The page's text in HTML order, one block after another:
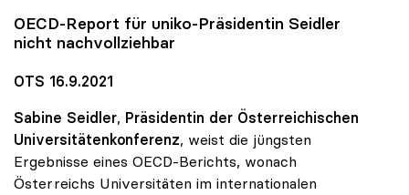
OECD-Report für uniko-Präsidentin Seidler
nicht nachvollziehbar
OTS 16.9.2021
Sabine Seidler, Präsidentin der Österreichischen
Universitätenkonferenz, weist die jüngsten
Ergebnisse eines OECD-Berichts, wonach
Österreichs Universitäten im internationalen